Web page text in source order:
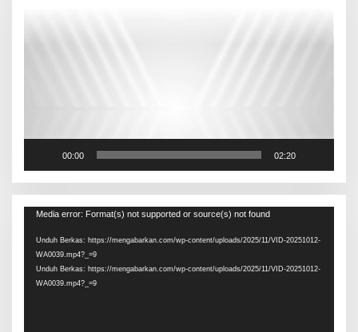
00:00 02:20
Pemutar
Media error: Format(s) not supported or source(s) not found
Unduh Berkas: https://mengabarkan.com/wp-content/uploads/2025/11/VID-20251012-
WA0039.mp4?_=9
Unduh Berkas: https://mengabarkan.com/wp-content/uploads/2025/11/VID-20251012-
WA0039.mp4?_=9